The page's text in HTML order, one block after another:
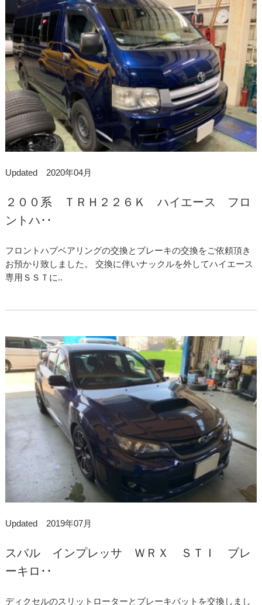
Updated 2020年04月
２００系 ＴＲＨ２２６Ｋ ハイエース フロ
ントハ･･
フロントハブベアリングの交換とブレーキの交換をご依頼頂き
お預かり致しました。 交換に伴いナックルを外してハイエース
専用ＳＳＴに..
Updated 2019年07月
スバル インプレッサ ＷＲＸ ＳＴＩ ブレ
ーキロ･･
ディクセルのスリットローターとブレーキパットを交換しまし